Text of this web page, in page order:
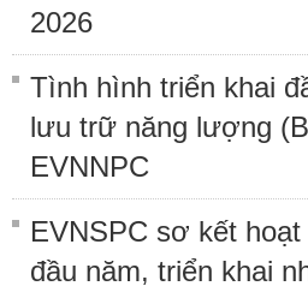
2026
Tình hình triển khai
lưu trữ năng lượng
EVNNPC
EVNSPC sơ kết
đầu năm, triển khai